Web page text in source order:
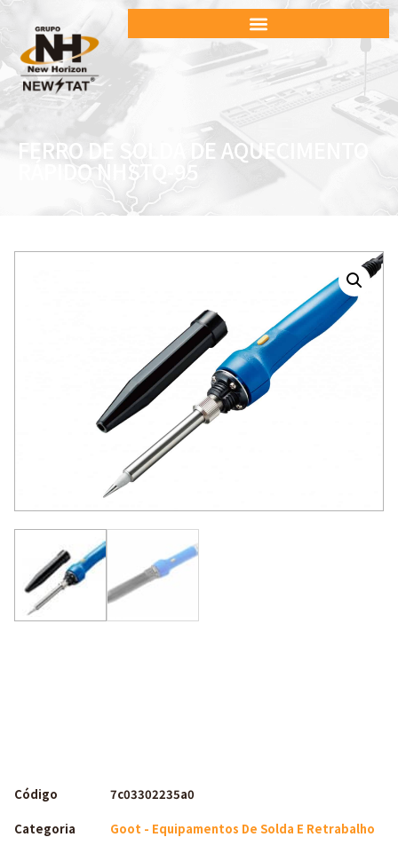
FERRO DE SOLDA DE AQUECIMENTO
RÁPIDO NHSTQ-95
Código 7c03302235a0
Categoria Goot - Equipamentos De Solda E Retrabalho